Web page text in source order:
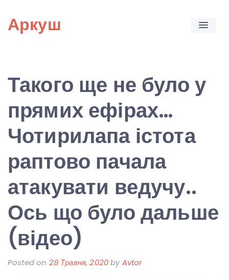
content
Аркуш
Такого ще не було у
прямих ефірах…
Чотирилапа істота
раптово пачала
атакувати ведучу..
Ось що було дальше
(відео)
Posted on 28 Травня, 2020byAvtor